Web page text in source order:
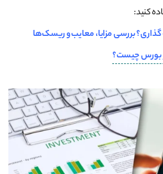
کنید:
بررسی مزایا، معایب و ریسک‌ها
بورس چیست؟